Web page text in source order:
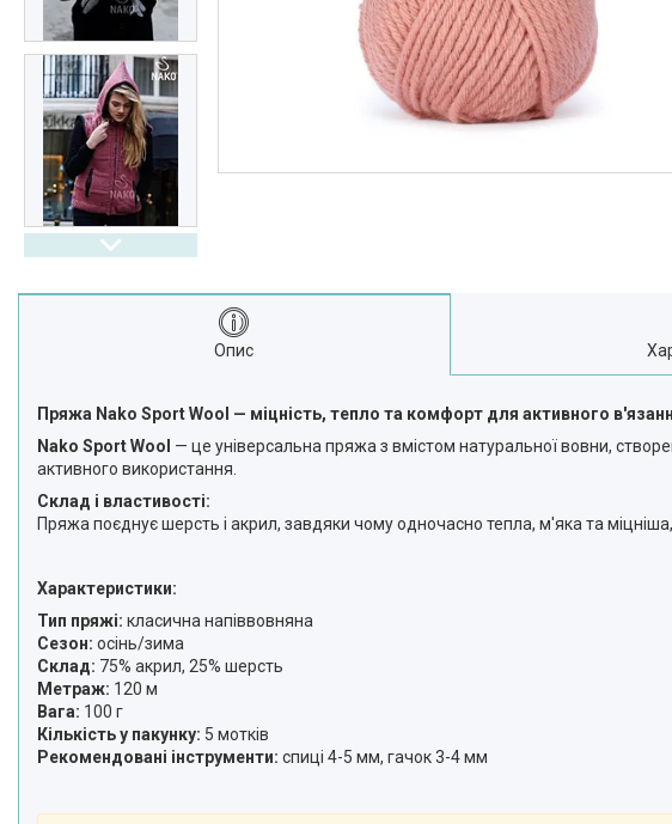
Опис
Пряжа Nako Sport Wool — міцність, тепло та комфорт для активного
Nako Sport Wool — це універсальна пряжа з вмістом натуральної вовни,
активного використання.
Склад і властивості:
Пряжа поєднує шерсть і акрил, завдяки чому одночасно тепла, м'яка та
Характеристики:
Тип пряжі: класична напіввовняна
Сезон: осінь/зима
Склад: 75% акрил, 25% шерсть
Метраж: 120 м
Вага: 100 г
Кількість у пакунку: 5 мотків
Рекомендовані інструменти: спиці 4-5 мм, гачок 3-4 мм